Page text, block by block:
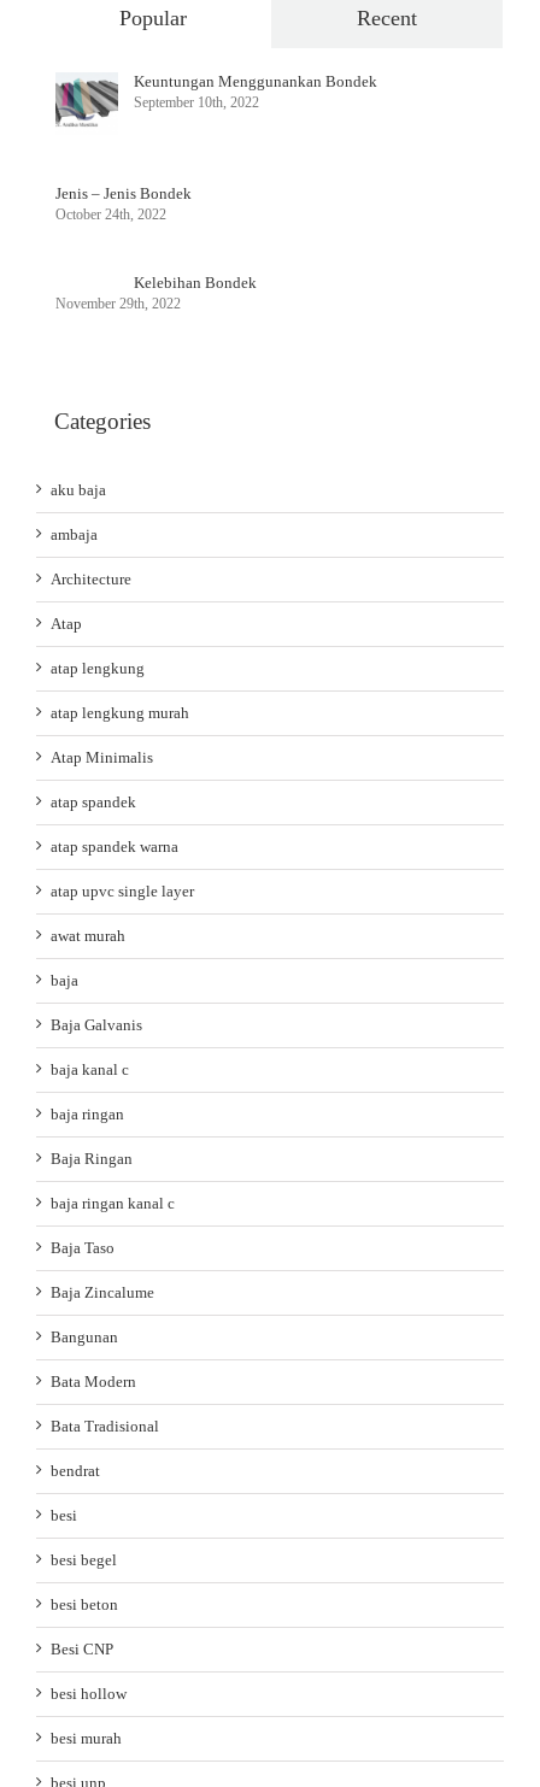
Popular Recent
Keuntungan Menggunankan Bondek
September 10th, 2022
Jenis – Jenis Bondek
October 24th, 2022
Kelebihan Bondek
November 29th, 2022
Categories
aku baja
ambaja
Architecture
Atap
atap lengkung
atap lengkung murah
Atap Minimalis
atap spandek
atap spandek warna
atap upvc single layer
awat murah
baja
Baja Galvanis
baja kanal c
baja ringan
Baja Ringan
baja ringan kanal c
Baja Taso
Baja Zincalume
Bangunan
Bata Modern
Bata Tradisional
bendrat
besi
besi begel
besi beton
Besi CNP
besi hollow
besi murah
besi unp